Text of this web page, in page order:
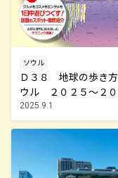
ソウル
Ｄ３８ 地球の歩き
ウル ２０２５～２０
2025.9.1